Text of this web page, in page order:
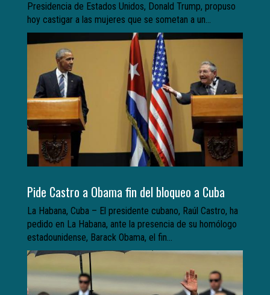
Presidencia de Estados Unidos, Donald Trump, propuso
hoy castigar a las mujeres que se sometan a un...
Pide Castro a Obama fin del bloqueo a Cuba
La Habana, Cuba – El presidente cubano, Raúl Castro, ha
pedido en La Habana, ante la presencia de su homólogo
estadounidense, Barack Obama, el fin...